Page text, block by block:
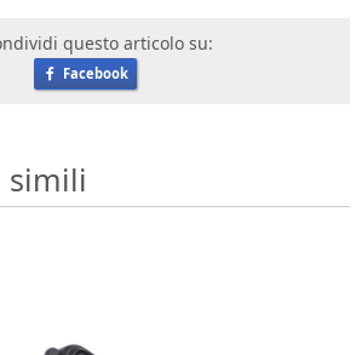
questo articolo su:
Facebook
simili